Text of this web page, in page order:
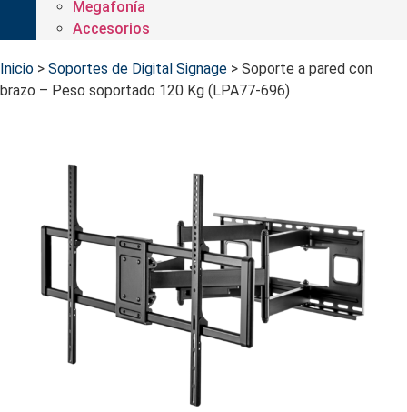
Megafonía
Accesorios
Inicio > Soportes de Digital Signage > Soporte a pared con
brazo – Peso soportado 120 Kg (LPA77-696)